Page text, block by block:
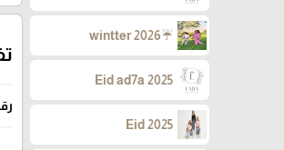
☔wintter 2026
Eid ad7a 2025
Eid 2025